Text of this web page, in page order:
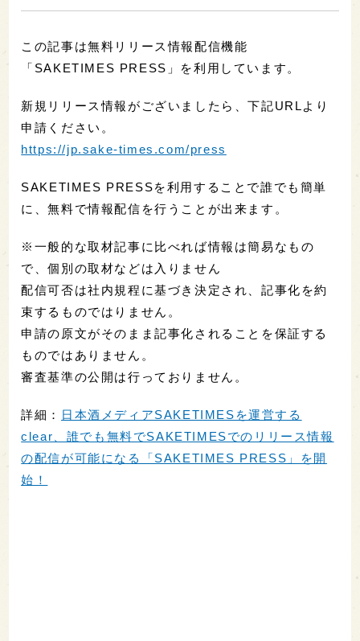
この記事は無料リリース情報配信機能
「SAKETIMES PRESS」を利用しています。
新規リリース情報がございましたら、下記URLより
申請ください。
https://jp.sake-times.com/press
SAKETIMES PRESSを利用することで誰でも簡単
に、無料で情報配信を行うことが出来ます。
※一般的な取材記事に比べれば情報は簡易なもの
で、個別の取材などは入りません
配信可否は社内規程に基づき決定され、記事化を約
束するものではりません。
申請の原文がそのまま記事化されることを保証する
ものではありません。
審査基準の公開は行っておりません。
詳細： 日本酒メディアSAKETIMESを運営する
clear、誰でも無料でSAKETIMESでのリリース情報
の配信が可能になる「SAKETIMES PRESS」を開
始！